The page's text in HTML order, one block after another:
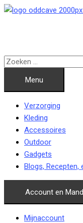
Ga
Menu
Verzorging
Kleding
Accessoires
Outdoor
Gadgets
Blogs, Recepten,
Account en
Mijnaccount